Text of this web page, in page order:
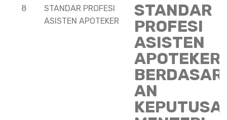
8
STANDAR PROFESI
ASISTEN APOTEKER
STANDAR
PROFESI
ASISTEN
APOTEKER
AN